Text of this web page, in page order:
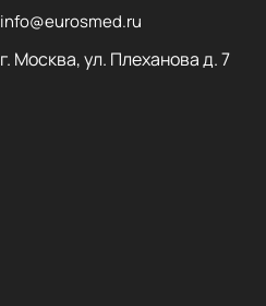
info@eurosmed.ru
г. Москва, ул. Плеханова д. 7